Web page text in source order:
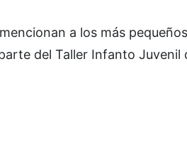
a los más
del Taller Infanto Juvenil